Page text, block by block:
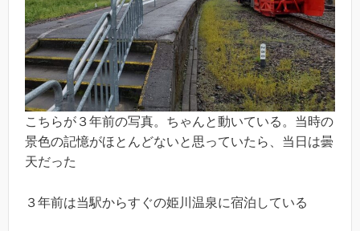
こちらが３年前の写真。ちゃんと動いている。当時の
景色の記憶がほとんどないと思っていたら、当日は曇
天だった
３年前は当駅からすぐの姫川温泉に宿泊している